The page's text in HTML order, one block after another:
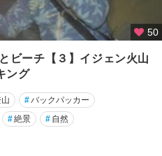
50
ビーチ【３】イジェン火山
ング
#バックパッカー
#絶景 # 自然